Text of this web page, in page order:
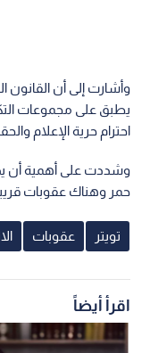
وأشارت إلى أن القانون
يطبق على مجموعات
احترام حرية الإعلام
وشددت على أهمية
حمر وهناك عقوبات
تويتر عقوبات
اقرأ أيضاً